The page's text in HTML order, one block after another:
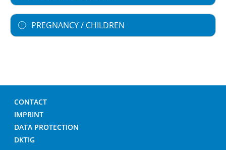
PREGNANCY / CHILDREN
CONTACT
IMPRINT
DATA PROTECTION
DKTIG